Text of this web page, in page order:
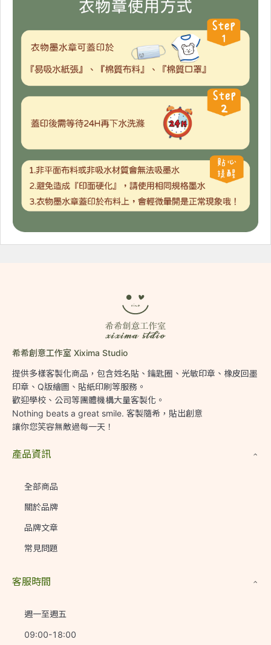
希希創意工作室 Xixima Studio
提供多樣客製化商品，包含姓名貼、鑰匙圈、光敏印章、橡皮回墨
印章、Q版繪圖、貼紙印刷等服務。
歡迎學校、公司等團體機構大量客製化。
Nothing beats a great smile. 客製隨希，貼出創意
讓你您笑容無敵過每一天！
產品資訊
全部商品
關於品牌
品牌文章
常見問題
客服時間
週一至週五
09:00-18:00